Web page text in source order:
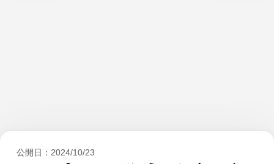
公開日： 2024/10/23